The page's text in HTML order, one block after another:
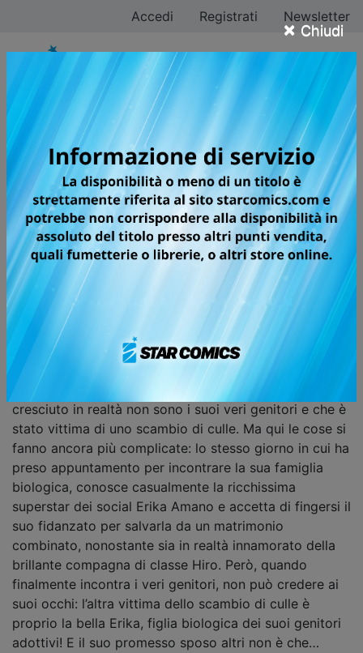
× Chiudi
Accedi Registrati Newsletter
A COUPLE OF
CUCKOOS
LA SCOPPIETTANTE COMMEDIA
ROMANTICA CHE HA ISPIRATO
L’OMONIMA SERIE ANIME DI
SUCCESSO
Nagi Umino è un liceale che spende la maggior parte
del suo tempo a studiare e il cui sogno è classificarsi
al primo posto nelle competizioni scolastiche. La sua
vita monotona e tranquilla, però, viene sconvolta
improvvisamente quando scopre che quelli che l’hanno
cresciuto in realtà non sono i suoi veri genitori e che è
stato vittima di uno scambio di culle. Ma qui le cose si
fanno ancora più complicate: lo stesso giorno in cui ha
preso appuntamento per incontrare la sua famiglia
biologica, conosce casualmente la ricchissima
superstar dei social Erika Amano e accetta di fingersi il
suo fidanzato per salvarla da un matrimonio
combinato, nonostante sia in realtà innamorato della
brillante compagna di classe Hiro. Però, quando
finalmente incontra i veri genitori, non può credere ai
suoi occhi: l’altra vittima dello scambio di culle è
proprio la bella Erika, figlia biologica dei suoi genitori
adottivi! E il suo promesso sposo altri non è che…